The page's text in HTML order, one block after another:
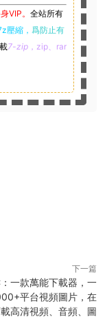
VIP。 全站所有
壓縮， 爲防止有
7-zip ，zip、rar
下一篇
一款萬能下載器，一
平台視頻圖片，在
高清視頻、音頻、圖